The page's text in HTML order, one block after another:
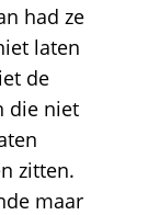
had ze
laten
de
die niet
zitten.
maar